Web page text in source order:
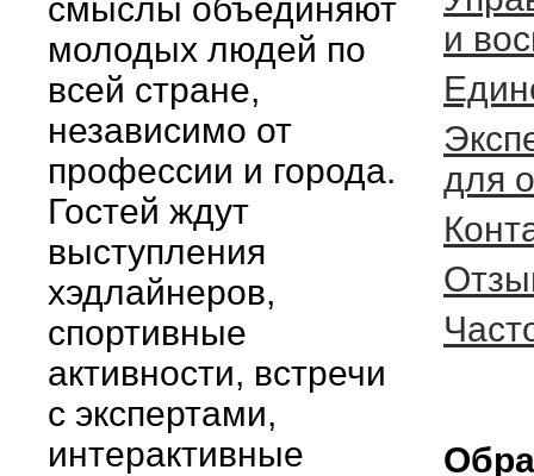
смыслы объединяют
молодых людей по
всей стране,
независимо от
профессии и города.
Гостей ждут
выступления
хэдлайнеров,
спортивные
активности, встречи
с экспертами,
интерактивные
и
для